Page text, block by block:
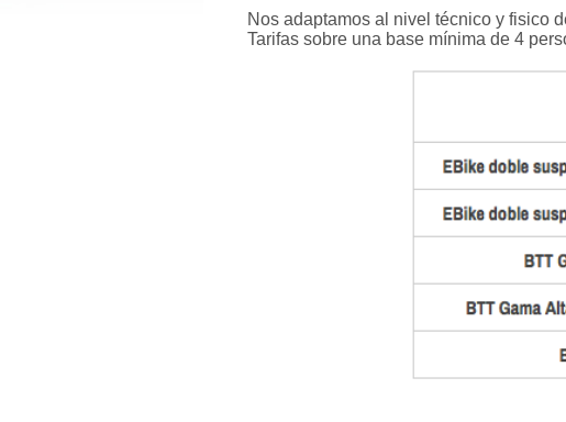
Nos adaptamos al nivel técnico y fisico
Tarifas sobre una base mínima de 4